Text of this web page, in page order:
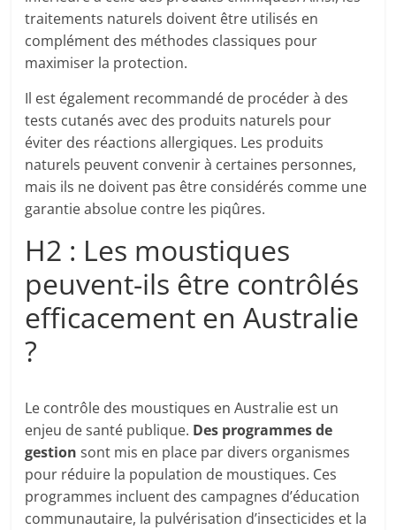
traitements naturels doivent être utilisés en
complément des méthodes classiques pour
maximiser la protection.
Il est également recommandé de procéder à des
tests cutanés avec des produits naturels pour
éviter des réactions allergiques. Les produits
naturels peuvent convenir à certaines personnes,
mais ils ne doivent pas être considérés comme une
garantie absolue contre les piqûres.
H2 : Les moustiques
peuvent-ils être contrôlés
efficacement en Australie
?
Le contrôle des moustiques en Australie est un
enjeu de santé publique. Des programmes de
gestion sont mis en place par divers organismes
pour réduire la population de moustiques. Ces
programmes incluent des campagnes d’éducation
communautaire, la pulvérisation d’insecticides et la